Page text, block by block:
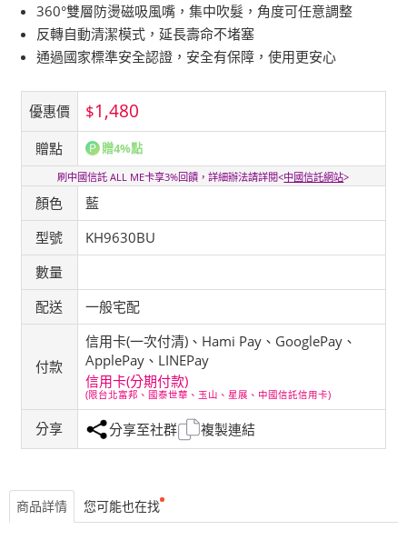
360°雙層防燙磁吸風嘴，集中吹髮，角度可任意調整
反轉自動清潔模式，延長壽命不堵塞
通過國家標準安全認證，安全有保障，使用更安心
優惠價 $1,480
贈點 贈4%點
刷中國信託 ALL ME卡享3%回饋，詳細辦法請詳閱<中國信託網站>
顏色
藍
型號
KH9630BU
數量
配送
一般宅配
付款
信用卡(一次付清)、Hami Pay、GooglePay、
ApplePay、LINEPay
信用卡(分期付款)
(限台北富邦、國泰世華、玉山、星展、中國信託信用卡)
分享 分享至社群 複製連結
商品詳情 您可能也在找